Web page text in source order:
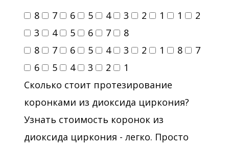
8 7 6 5 4 3 2 1 1
2
3
4 5 6 7
8
8
7 6 5 4 3 2 1 8
7
6
5 4 3 2
1
Сколько стоит протезирование
коронками из диоксида циркония?
Узнать стоимость коронок из
диоксида циркония - легко. Просто